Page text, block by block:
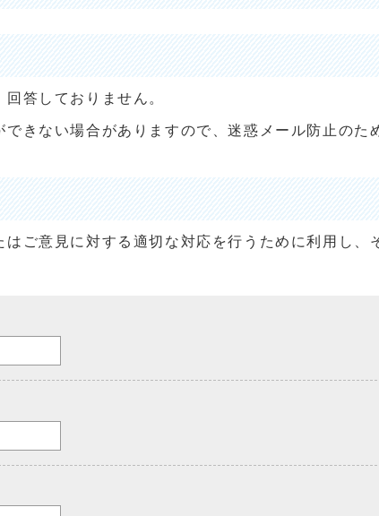
答しておりません。
きない場合がありますので、迷惑メール防止のた
ご意見に対する適切な対応を行うために利用し、